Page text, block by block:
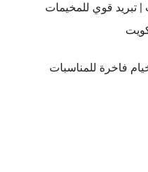
تبريد قوي للمخيمات
فاخرة للمناسبات